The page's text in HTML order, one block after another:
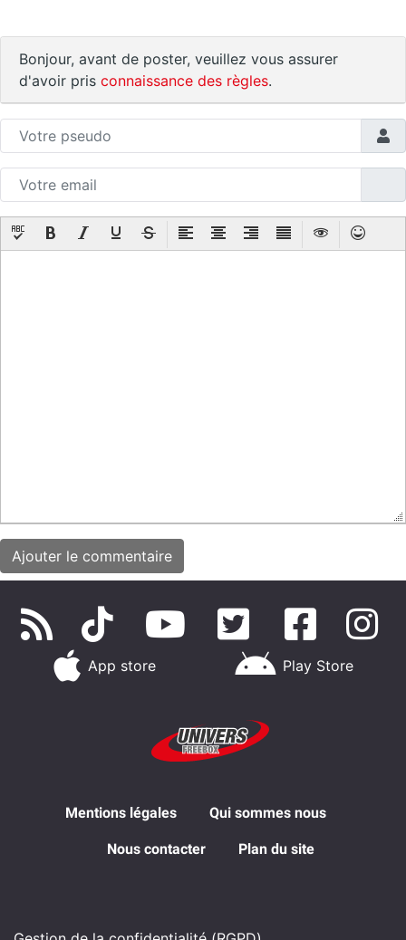
Bonjour, avant de poster, veuillez vous assurer
d'avoir pris connaissance des règles.
App store Play Store
Mentions légales Qui sommes nous
Nous contacter Plan du site